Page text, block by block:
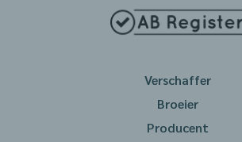
Verschaffer
Broeier
Producent